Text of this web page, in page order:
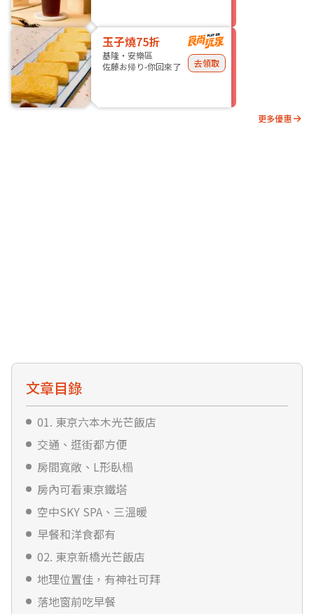
玉子燒75折
基隆・安樂區
佐藤お帰り-你回來了
去領取
更多優惠
文章目錄
01. 東京六本木光芒飯店
交通、逛街都方便
房間寬敞、L形臥榻
房內可看東京鐵塔
空中SKY SPA、三溫暖
早餐和洋食都有
02. 東京新橋光芒飯店
地理位置佳，有神社可拜
落地窗前吃早餐